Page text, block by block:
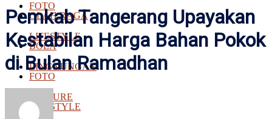
FOTO
LIFESTYLE
LINGKUNGAN
FEATURE
OLAH RAGA
BOLA
FOTO
LIFESTYLE
Pemkab Tangerang Upayakan
Kestabilan Harga Bahan Pokok
di Bulan Ramadhan